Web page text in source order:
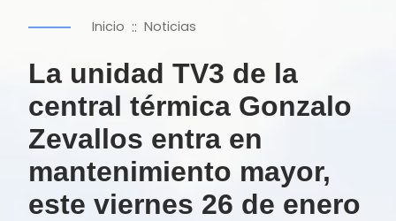
Inicio :: Noticias
La unidad TV3 de la
central térmica Gonzalo
Zevallos entra en
mantenimiento mayor,
este viernes 26 de enero